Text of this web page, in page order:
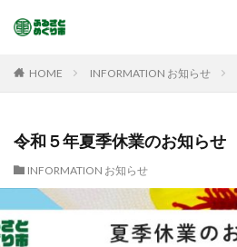
HOME INFORMATION お知らせ
令和５年夏季休業のお知らせ
INFORMATION お知らせ